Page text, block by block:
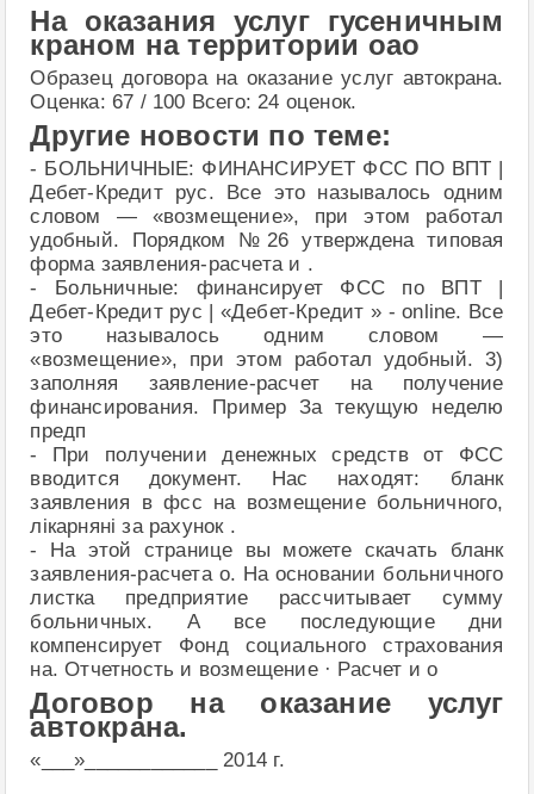
На оказания услуг гусеничным
краном на территории оао
Образец договора на оказание услуг автокрана.
Оценка: 67 / 100 Всего: 24 оценок.
Другие новости по теме:
- БОЛЬНИЧНЫЕ: ФИНАНСИРУЕТ ФСС ПО ВПТ |
Дебет-Кредит рус. Все это называлось одним
словом — «возмещение», при этом работал
удобный. Порядком №26 утверждена типовая
форма заявления-расчета и .
- Больничные: финансирует ФСС по ВПТ |
Дебет-Кредит рус | «Дебет-Кредит » - online. Все
это называлось одним словом —
«возмещение», при этом работал удобный. 3)
заполняя заявление-расчет на получение
финансирования. Пример За текущую неделю
предп
- При получении денежных средств от ФСС
вводится документ. Нас находят: бланк
заявления в фсс на возмещение больничного,
лікарняні за рахунок .
- На этой странице вы можете скачать бланк
заявления-расчета о. На основании больничного
листка предприятие рассчитывает сумму
больничных. А все последующие дни
компенсирует Фонд социального страхования
на. Отчетность и возмещение · Расчет и о
Договор на оказание услуг
автокрана.
«___»____________ 2014 г.